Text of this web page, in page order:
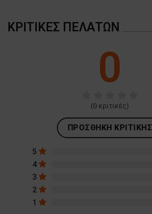
ΚΡΙΤΙΚΈΣ ΠΕΛΑΤΏΝ
0
(0 κριτικές)
ΠΡΟΣΘΉΚΗ ΚΡΙΤΙΚΉΣ
5
4
3
2
1